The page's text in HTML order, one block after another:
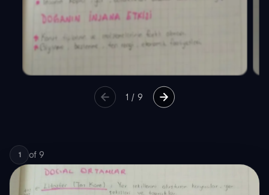
1 /9
1 of 9